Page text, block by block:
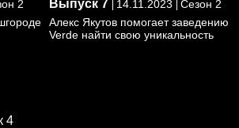
2
Выпуск 7 14.11.2023
Сезон 2
Алекс Якутов помогает заведению
Verde найти свою уникальность
4